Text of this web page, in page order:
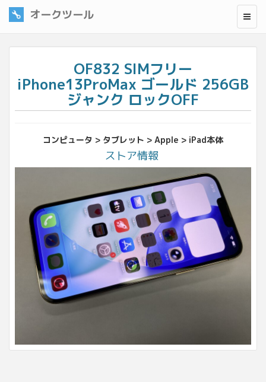
オークツール
OF832 SIMフリー
iPhone13ProMax ゴールド 256GB
ジャンク ロックOFF
コンピュータ > タブレット > Apple > iPad本体
ストア情報